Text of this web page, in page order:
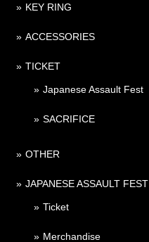
KEY RING
ACCESSORIES
TICKET
Japanese Assault Fest
SACRIFICE
OTHER
JAPANESE ASSAULT FEST
Ticket
Merchandise